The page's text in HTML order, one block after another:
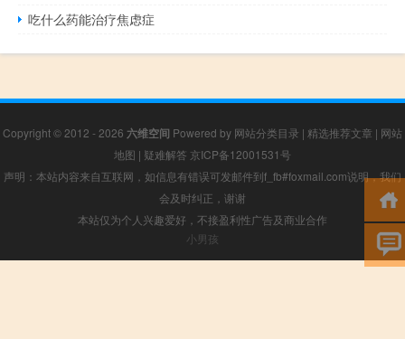
吃什么药能治疗焦虑症
Copyright © 2012 - 2026 六维空间 Powered by 网站分类目录 | 精选推荐文章 | 网站
地图 | 疑难解答 京ICP备12001531号
声明：本站内容来自互联网，如信息有错误可发邮件到f_fb#foxmail.com说明，我们
会及时纠正，谢谢
本站仅为个人兴趣爱好，不接盈利性广告及商业合作
小男孩